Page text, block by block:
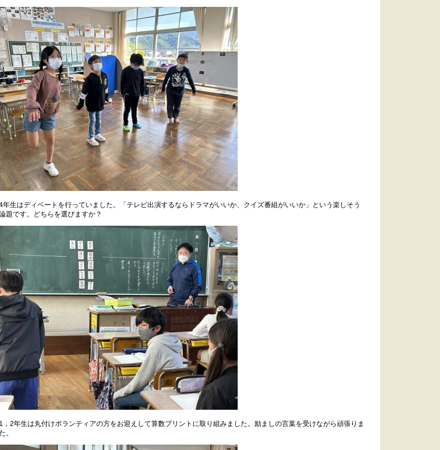
生はディベートを行っていました。「テレビ出演するならドラマがいいか、クイズ番組がいいか」という楽しそう
題です。どちらを選びますか？
2年生は丸付けボランティアの方をお迎えして算数プリントに取り組みました。励ましの言葉を受けながら頑張りま
。